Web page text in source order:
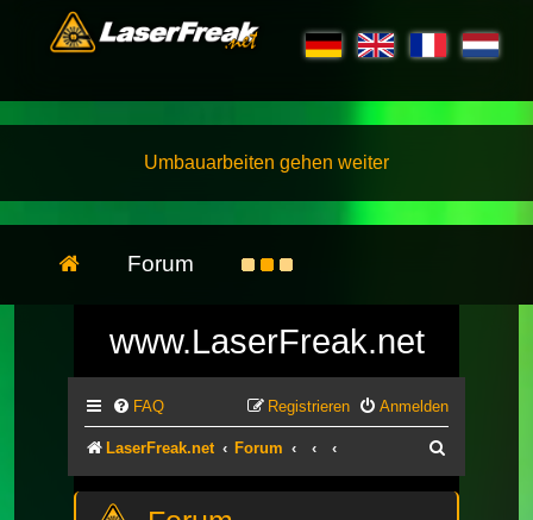
Umbauarbeiten gehen weiter
Forum
www.LaserFreak.net
FAQ Anmelden
Registrieren
LaserFreak.net Forum